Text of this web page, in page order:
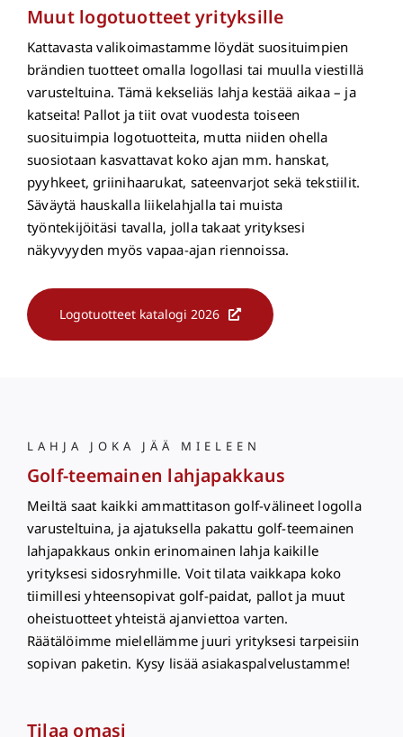
Muut logotuotteet yrityksille
Kattavasta valikoimastamme löydät suosituimpien
brändien tuotteet omalla logollasi tai muulla viestillä
varusteltuina. Tämä kekseliäs lahja kestää aikaa – ja
katseita! Pallot ja tiit ovat vuodesta toiseen
suosituimpia logotuotteita, mutta niiden ohella
suosiotaan kasvattavat koko ajan mm. hanskat,
pyyhkeet, griinihaarukat, sateenvarjot sekä tekstiilit.
Säväytä hauskalla liikelahjalla tai muista
työntekijöitäsi tavalla, jolla takaat yrityksesi
näkyvyyden myös vapaa-ajan riennoissa.
Logotuotteet katalogi 2026
LAHJA JOKA JÄÄ MIELEEN
Golf-teemainen lahjapakkaus
Meiltä saat kaikki ammattitason golf-välineet logolla
varusteltuina, ja ajatuksella pakattu golf-teemainen
lahjapakkaus onkin erinomainen lahja kaikille
yrityksesi sidosryhmille. Voit tilata vaikkapa koko
tiimillesi yhteensopivat golf-paidat, pallot ja muut
oheistuotteet yhteistä ajanviettoa varten.
Räätälöimme mielellämme juuri yrityksesi tarpeisiin
sopivan paketin. Kysy lisää asiakaspalvelustamme!
Tilaa omasi